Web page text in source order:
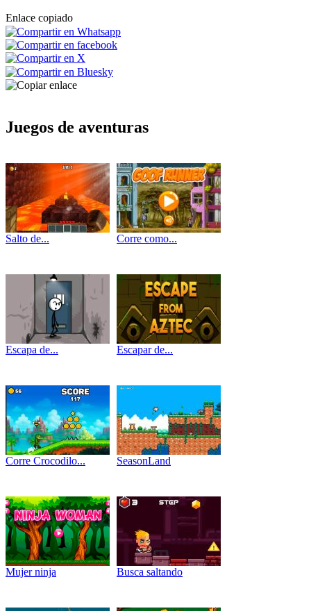
Enlace copiado
Juegos de aventuras
Salto de... Corre como...
Escapa de... Escapar de...
Corre Crocodilo... SeasonLand
Mujer ninja Busca saltando